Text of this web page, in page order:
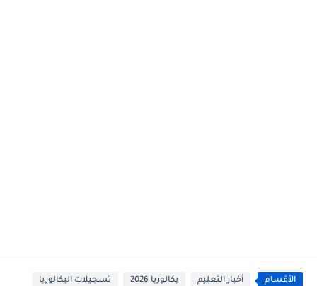
الأقسام أخبار التعليم بكالوريا 2026 تسجيلات البكالوريا